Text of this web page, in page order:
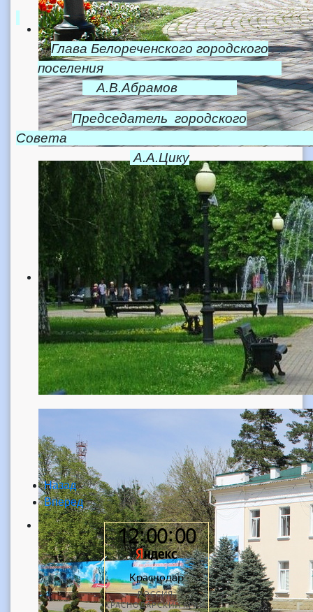
Глава Белореченского городского
поселения
А.В.Абрамов
Председатель городского
А.А.Цику
Назад
Вперед